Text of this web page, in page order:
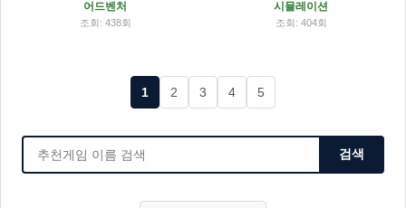
어드벤처
조회: 438회
시뮬레이션
조회: 404회
1 2 3 4 5
검색